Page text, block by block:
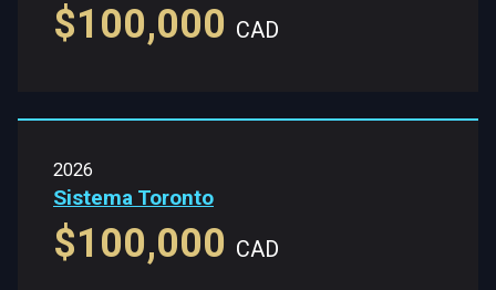
$100,000 CAD
2026
Sistema Toronto
$100,000 CAD